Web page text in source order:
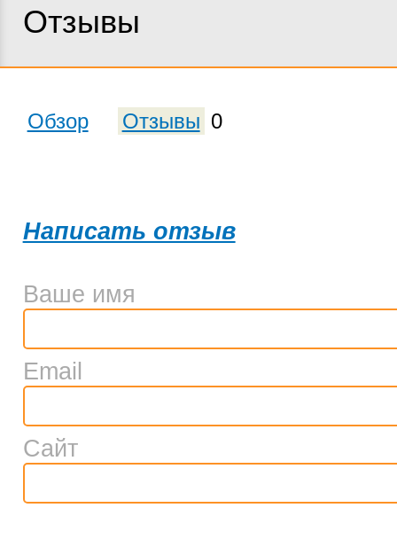
Отзывы
Обзор Отзывы 0
Написать отзыв
Ваше имя
Email
Сайт